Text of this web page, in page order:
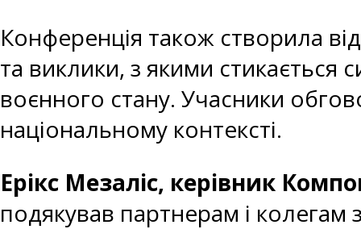
Конференція також створила
та виклики, з якими стикається
воєнного стану. Учасники
національному контексті.
Ерікс Мезаліс, керівник
подякував партнерам і колегам